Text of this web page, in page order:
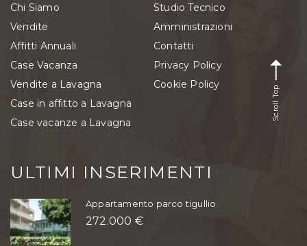
Chi Siamo
Vendite
Affitti Annuali
Case Vacanza
Vendite a Lavagna
Case in affitto a Lavagna
Case vacanze a Lavagna
Studio Tecnico
Amministrazioni
Contatti
Privacy Policy
Cookie Policy
ULTIMI INSERIMENTI
Appartamento parco tigullio
272.000 €
Scroll Top